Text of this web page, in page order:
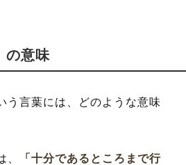
の意味
う言葉には、どのような意味
、
「十分であるところまで行